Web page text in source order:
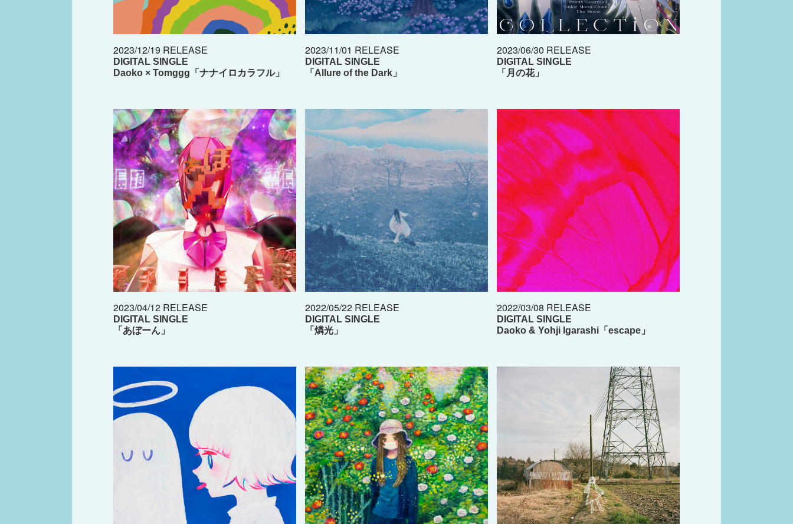
2023/12/19 RELEASE
DIGITAL SINGLE
Daoko × Tomggg「ナナイロカラフル」
2023/11/01 RELEASE
DIGITAL SINGLE
「Allure of the Dark」
2023/06/30 RELEASE
DIGITAL SINGLE
「月の花」
2023/04/12 RELEASE
DIGITAL SINGLE
「あぼーん」
2022/05/22 RELEASE
DIGITAL SINGLE
「燐光」
2022/03/08 RELEASE
DIGITAL SINGLE
Daoko & Yohji Igarashi「escape」